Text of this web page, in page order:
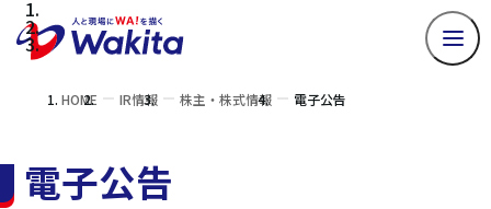
HOME IR情報 株主・株式情報 電子公告
電子公告